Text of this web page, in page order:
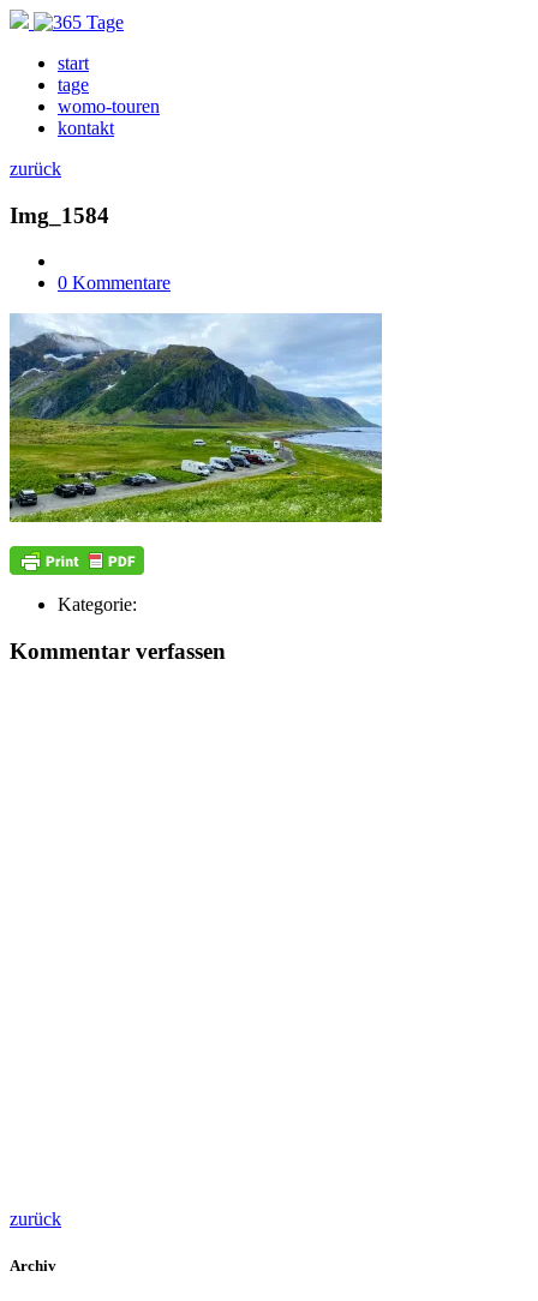
start
tage
womo-touren
kontakt
zurück
Img_1584
0 Kommentare
Kategorie:
Kommentar verfassen
zurück
Archiv